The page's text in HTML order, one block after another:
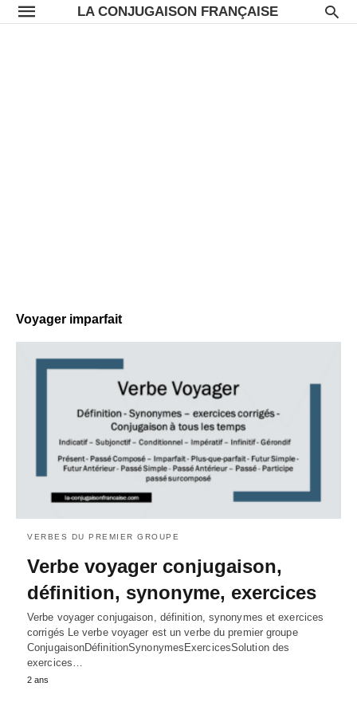
LA CONJUGAISON FRANÇAISE
Voyager imparfait
VERBES DU PREMIER GROUPE
Verbe voyager conjugaison,
définition, synonyme, exercices
Verbe voyager conjugaison, définition, synonymes et exercices
corrigés Le verbe voyager est un verbe du premier groupe
ConjugaisonDéfinitionSynonymesExercicesSolution des
exercices…
2 ans